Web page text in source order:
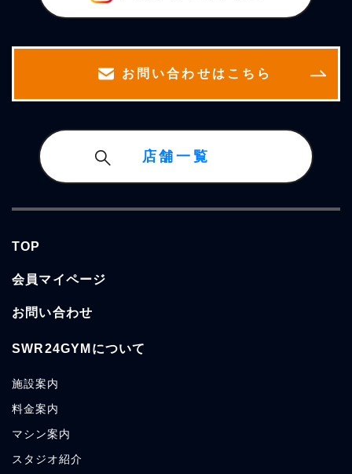
お問い合わせはこちら
店舗一覧
TOP
会員マイページ
お問い合わせ
SWR24GYMについて
施設案内
料金案内
マシン案内
スタジオ紹介